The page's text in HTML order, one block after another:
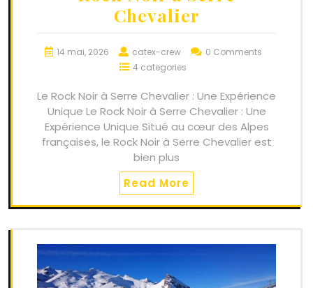
Chevalier
14 mai, 2026 catex-crew
0 Comments
4 categories
Le Rock Noir à Serre Chevalier : Une Expérience
Unique Le Rock Noir à Serre Chevalier : Une
Expérience Unique Situé au cœur des Alpes
françaises, le Rock Noir à Serre Chevalier est
bien plus
Read More